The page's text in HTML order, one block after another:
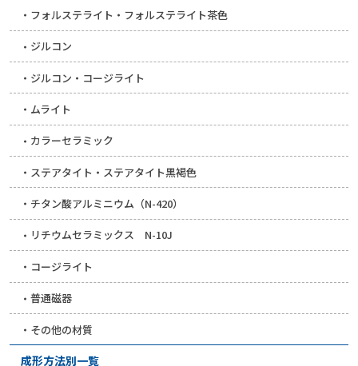
フォルステライト・フォルステライト茶色
ジルコン
ジルコン・コージライト
ムライト
カラーセラミック
ステアタイト・ステアタイト黒褐色
チタン酸アルミニウム（N-420）
リチウムセラミックス N-10J
コージライト
普通磁器
その他の材質
成形方法別一覧